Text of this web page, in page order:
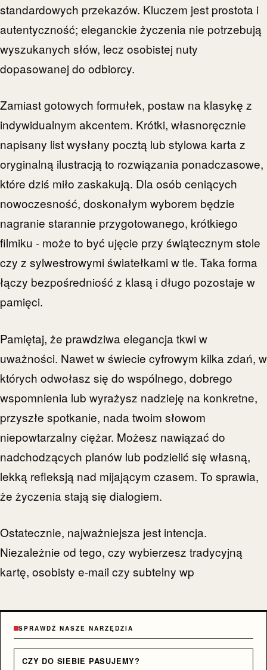
standardowych przekazów. Kluczem jest prostota i
autentyczność; eleganckie życzenia nie potrzebują
wyszukanych słów, lecz osobistej nuty
dopasowanej do odbiorcy.
Zamiast gotowych formułek, postaw na klasykę z
indywidualnym akcentem. Krótki, własnoręcznie
napisany list wysłany pocztą lub stylowa karta z
oryginalną ilustracją to rozwiązania ponadczasowe,
które dziś miło zaskakują. Dla osób ceniących
nowoczesność, doskonałym wyborem będzie
nagranie starannie przygotowanego, krótkiego
filmiku - może to być ujęcie przy świątecznym stole
czy z sylwestrowymi światełkami w tle. Taka forma
łączy bezpośredniość z klasą i długo pozostaje w
pamięci.
Pamiętaj, że prawdziwa elegancja tkwi w
uważności. Nawet w świecie cyfrowym kilka zdań, w
których odwołasz się do wspólnego, dobrego
wspomnienia lub wyrażysz nadzieję na konkretne,
przyszłe spotkanie, nada twoim słowom
niepowtarzalny ciężar. Możesz nawiązać do
nadchodzących planów lub podzielić się własną,
lekką refleksją nad mijającym czasem. To sprawia,
że życzenia stają się dialogiem.
Ostatecznie, najważniejsza jest intencja.
Niezależnie od tego, czy wybierzesz tradycyjną
kartę, osobisty e-mail czy subtelny wp
SPRAWDŹ NASZE NARZĘDZIA
CZY DO SIEBIE PASUJEMY?